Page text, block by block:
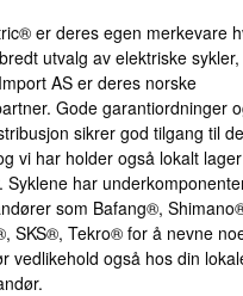
er deres egen merkevare
utvalg av elektriske
AS er deres norske
Gode garantiordninger
sikrer god tilgang til
vi har holder også lokalt
Syklene har
som Bafang®,
SKS®, Tekro® for å nevne
vedlikehold også hos din